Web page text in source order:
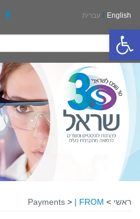
פתח סרגל נגישות
English
/ עברית
ראשי >
Payments > | FROM